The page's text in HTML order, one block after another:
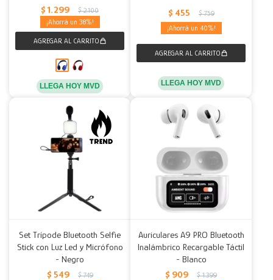
$ 1.299 $ 2.100
38
LLEGA HOY MVD
$ 455 $ 759
40
LLEGA HOY MVD
Set Trípode Bluetooth Selfie
Stick con Luz Led y Micrófono
- Negro
$ 549 $ 749
Auriculares A9 PRO Bluetooth
Inalámbrico Recargable Táctil
- Blanco
$ 909 $ 1.399